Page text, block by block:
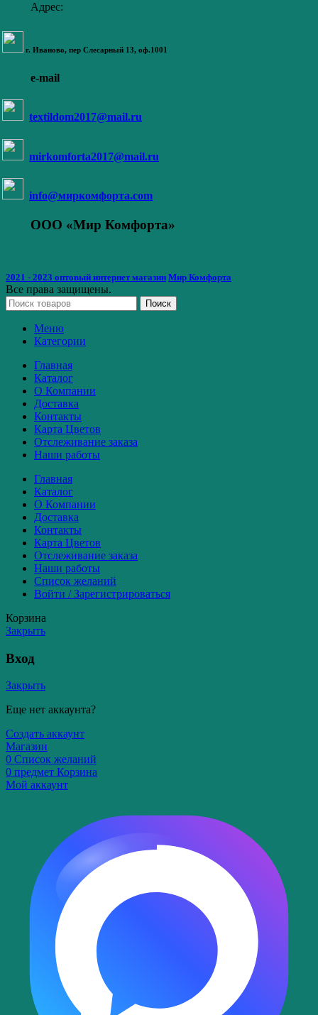
Адрес:
г. Иваново, пер Слесарный 13, оф.1001
e-mail
textildom2017@mail.ru
mirkomforta2017@mail.ru
info@миркомфорта.com
ООО «Мир Комфорта»
2021 - 2023 оптовый интернет магазин Мир Комфорта
Все права защищены.
Поиск
Меню
Категории
Главная
Каталог
О Компании
Доставка
Контакты
Карта Цветов
Отслеживание заказа
Наши работы
Главная
Каталог
О Компании
Доставка
Контакты
Карта Цветов
Отслеживание заказа
Наши работы
Список желаний
Войти / Зарегистрироваться
Корзина
Закрыть
Вход
Закрыть
Еще нет аккаунта?
Создать аккаунт
Магазин
0 Список желаний
0 предмет Корзина
Мой аккаунт